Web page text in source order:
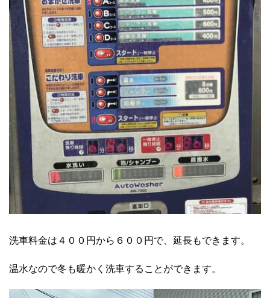
洗車料金は４００円から６００円で、延長もできます。
温水なので冬も暖かく洗車することができます。